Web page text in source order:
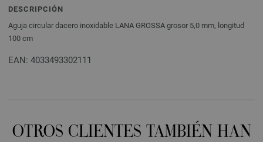
DESCRIPCIÓN
Aguja circular dacero inoxidable LANA GROSSA grosor 5,0 mm, longitud
100 cm
EAN: 4033493302111
OTROS CLIENTES TAMBIÉN HAN